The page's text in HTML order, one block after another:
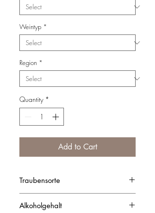
Weintyp *
Region *
Quantity *
Add to Cart
Traubensorte
Alkoholgehalt